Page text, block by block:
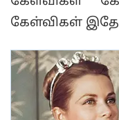
கேள்விகள்